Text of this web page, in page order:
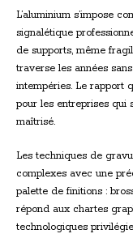
L’aluminium s’impose
signalétique
de supports, même
traverse les années
intempéries. Le rapport
pour les entreprises qui
maîtrisé.
Les techniques de
complexes avec une
palette de finitions :
répond aux chartes
technologiques